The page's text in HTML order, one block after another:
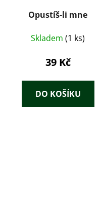
Opustíš-li mne
Skladem (1 ks)
39 Kč
DO KOŠÍKU